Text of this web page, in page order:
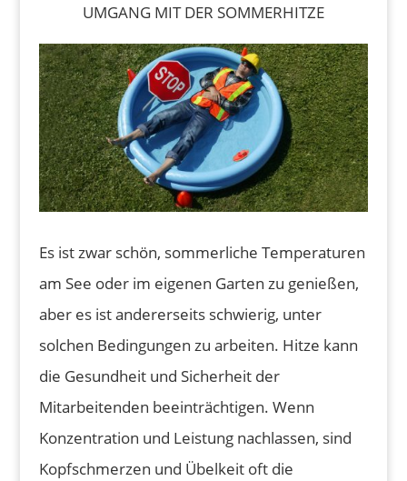
UMGANG MIT DER SOMMERHITZE
Es ist zwar schön, sommerliche Temperaturen
am See oder im eigenen Garten zu genießen,
aber es ist andererseits schwierig, unter
solchen Bedingungen zu arbeiten. Hitze kann
die Gesundheit und Sicherheit der
Mitarbeitenden beeinträchtigen. Wenn
Konzentration und Leistung nachlassen, sind
Kopfschmerzen und Übelkeit oft die